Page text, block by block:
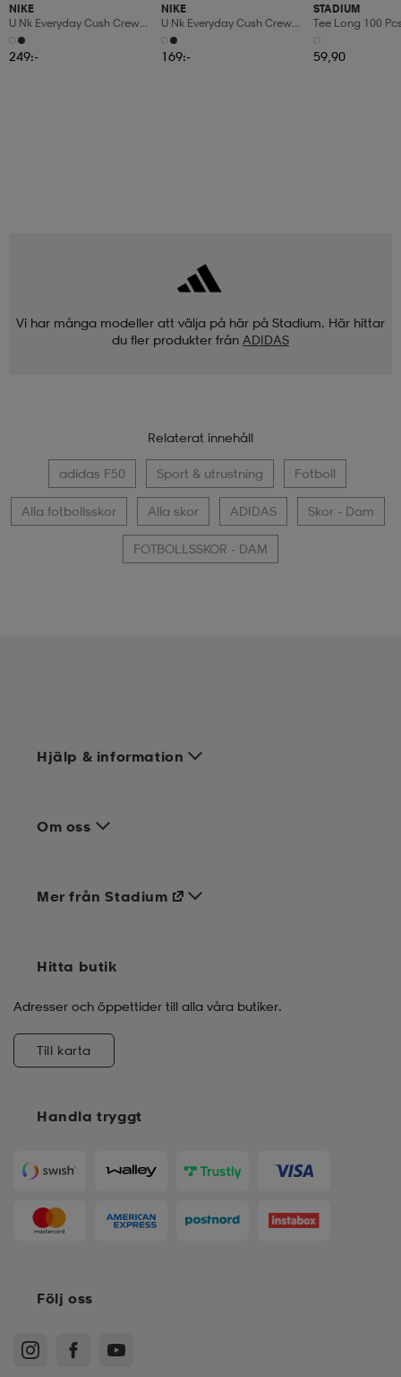
NIKE
U Nk Everyday Cush Crew
6pr-Bd
249:-
NIKE
U Nk Everyday Cush Crew
3pr
169:-
STADIUM
Tee Long 100
59,90
Vi har många modeller att välja på här på Stadium. Här hittar
du fler produkter från ADIDAS
Relaterat innehåll
adidas F50 Sport & utrustning Fotboll
Alla fotbollsskor Alla skor ADIDAS Skor - Dam
FOTBOLLSSKOR - DAM
Hjälp & information
Om oss
Handla tryggt
Mer från Stadium
Hitta butik
Adresser och öppettider till alla våra butiker.
Till karta
Följ oss